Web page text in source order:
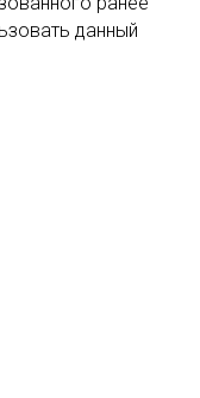
данный